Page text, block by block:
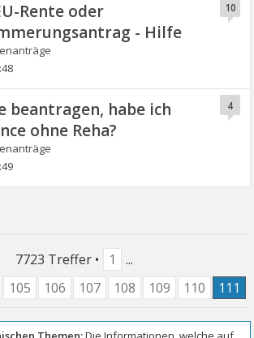
Rente oder
- Hilfe
10
beantragen, habe ich
ohne Reha?
4
7723 Treffer • 1
...
105 106 107 108 109 110 111